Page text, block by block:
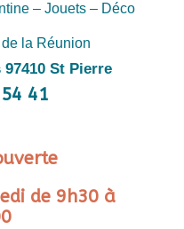
– Jouets – Déco
la Réunion
97410 St Pierre
41
de 9h30 à